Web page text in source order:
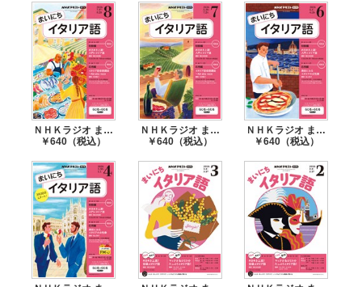
美術作品に描かれた古今のイタリア女性を取り上げ、彼女たちを
取り巻く状況とそのイメージを考察します。
■講師：池上英洋
※2024年10月～12月の再放送
ＮＨＫラジオ まいにちイタリア語 2026年8月号
￥640（税込）
ＮＨＫラジオ まいにちイタリア語 2026年7月号
￥640（税込）
ＮＨＫラジオ まいにちイタリア語 2026年6月号
￥640（税込）